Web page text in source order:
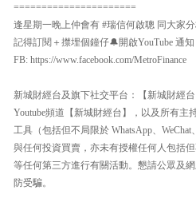
======================
逢星期一晚上仲會有 #瑞信何啟聰 同大家
記得訂閱＋㩒埋個鐘仔🔔開啟YouTube 通知
FB: https://www.facebook.com/MetroFinance
新城財經台及旗下社交平台：【新城財經
Youtube頻道【新城財經台】，以及所有主
工具（包括但不局限於 WhatsApp、
與任何投資買賣，亦未有授權任何人包括
等任何第三方進行有關活動。懇請公眾及
防受騙。